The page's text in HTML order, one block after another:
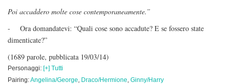
Poi accaddero molte cose contemporaneamente.”
- Ora domandatevi: “Quali cose sono accadute? E se fossero state
dimenticate?”
(1689 parole, pubblicata 19/03/14)
Personaggi: [+] Tutti
Pairing:Angelina/George, Draco/Hermione, Ginny/Harry